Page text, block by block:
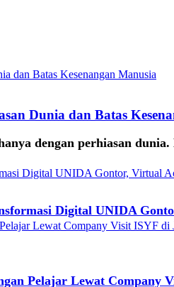
Dunia dan Batas
dengan perhiasan
Digital UNIDA
Pelajar Lewat Company